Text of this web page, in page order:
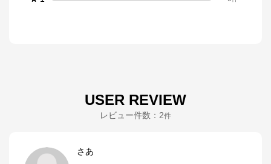
USER REVIEW
レビュー件数： 2件
さあ